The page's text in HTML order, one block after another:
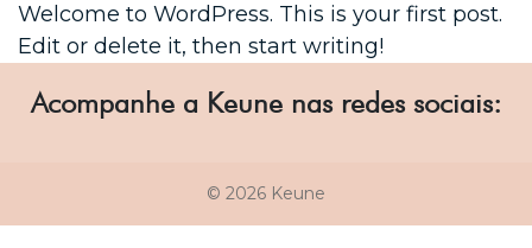
Welcome to WordPress. This is your first post.
Edit or delete it, then start writing!
Acompanhe a Keune nas redes sociais:
© 2026 Keune